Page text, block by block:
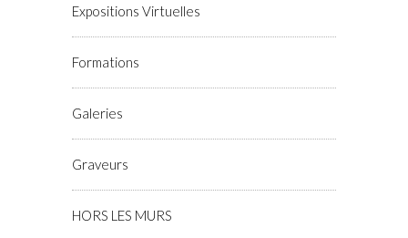
Expositions Virtuelles
Formations
Galeries
Graveurs
HORS LES MURS